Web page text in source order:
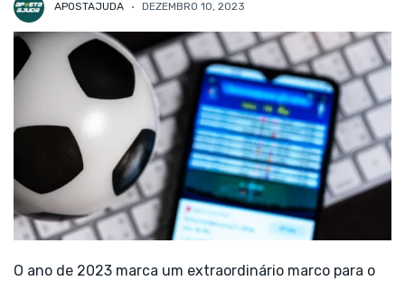
APOSTAJUDA DEZEMBRO 10, 2023
O ano de 2023 marca um extraordinário marco para o